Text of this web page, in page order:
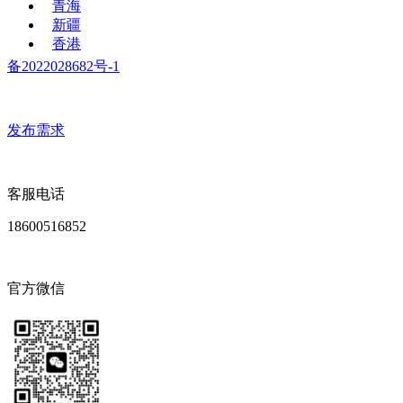
青海
新疆
香港
备2022028682号-1
发布需求
客服电话
18600516852
官方微信